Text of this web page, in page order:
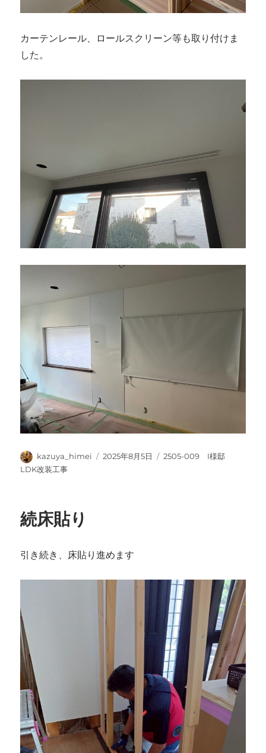
カーテンレール、ロールスクリーン等も取り付けま
した。
投
稿
kazuya_himei
投
2025年8月5日
カ
2505-009 I様邸
LDK改装工事
続床貼り
引き続き、床貼り進めます